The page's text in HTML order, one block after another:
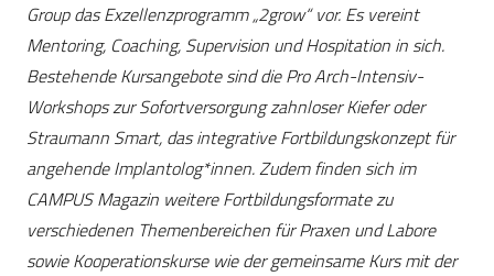
Group das Exzellenzprogramm „2grow“ vor. Es vereint
Mentoring, Coaching, Supervision und Hospitation in sich.
Bestehende Kursangebote sind die Pro Arch-Intensiv-
Workshops zur Sofortversorgung zahnloser Kiefer oder
Straumann Smart, das integrative Fortbildungskonzept für
angehende Implantolog*innen. Zudem finden sich im
CAMPUS Magazin weitere Fortbildungsformate zu
verschiedenen Themenbereichen für Praxen und Labore
sowie Kooperationskurse wie der gemeinsame Kurs mit der